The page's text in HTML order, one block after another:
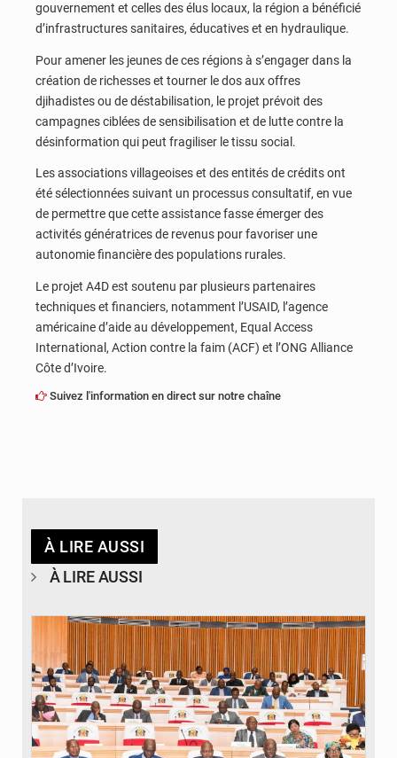
gouvernement et celles des élus locaux, la région a bénéficié
d’infrastructures sanitaires, éducatives et en hydraulique.
Pour amener les jeunes de ces régions à s’engager dans la
création de richesses et tourner le dos aux offres
djihadistes ou de déstabilisation, le projet prévoit des
campagnes ciblées de sensibilisation et de lutte contre la
désinformation qui peut fragiliser le tissu social.
Les associations villageoises et des entités de crédits ont
été sélectionnées suivant un processus consultatif, en vue
de permettre que cette assistance fasse émerger des
activités génératrices de revenus pour favoriser une
autonomie financière des populations rurales.
Le projet A4D est soutenu par plusieurs partenaires
techniques et financiers, notamment l’USAID, l’agence
américaine d’aide au développement, Equal Access
International, Action contre la faim (ACF) et l’ONG Alliance
Côte d’Ivoire.
Suivez l'information en direct sur notre chaîne
À LIRE AUSSI
À LIRE AUSSI